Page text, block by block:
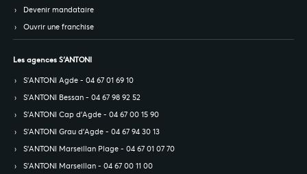
Devenir mandataire
Ouvrir une franchise
Les agences S’ANTONI
S’ANTONI Agde - 04 67 01 69 10
S’ANTONI Bessan - 04 67 98 92 52
S’ANTONI Cap d'Agde - 04 67 00 15 90
S’ANTONI Grau d'Agde - 04 67 94 30 13
S’ANTONI Marseillan Plage - 04 67 01 07 70
S’ANTONI Marseillan - 04 67 00 11 00